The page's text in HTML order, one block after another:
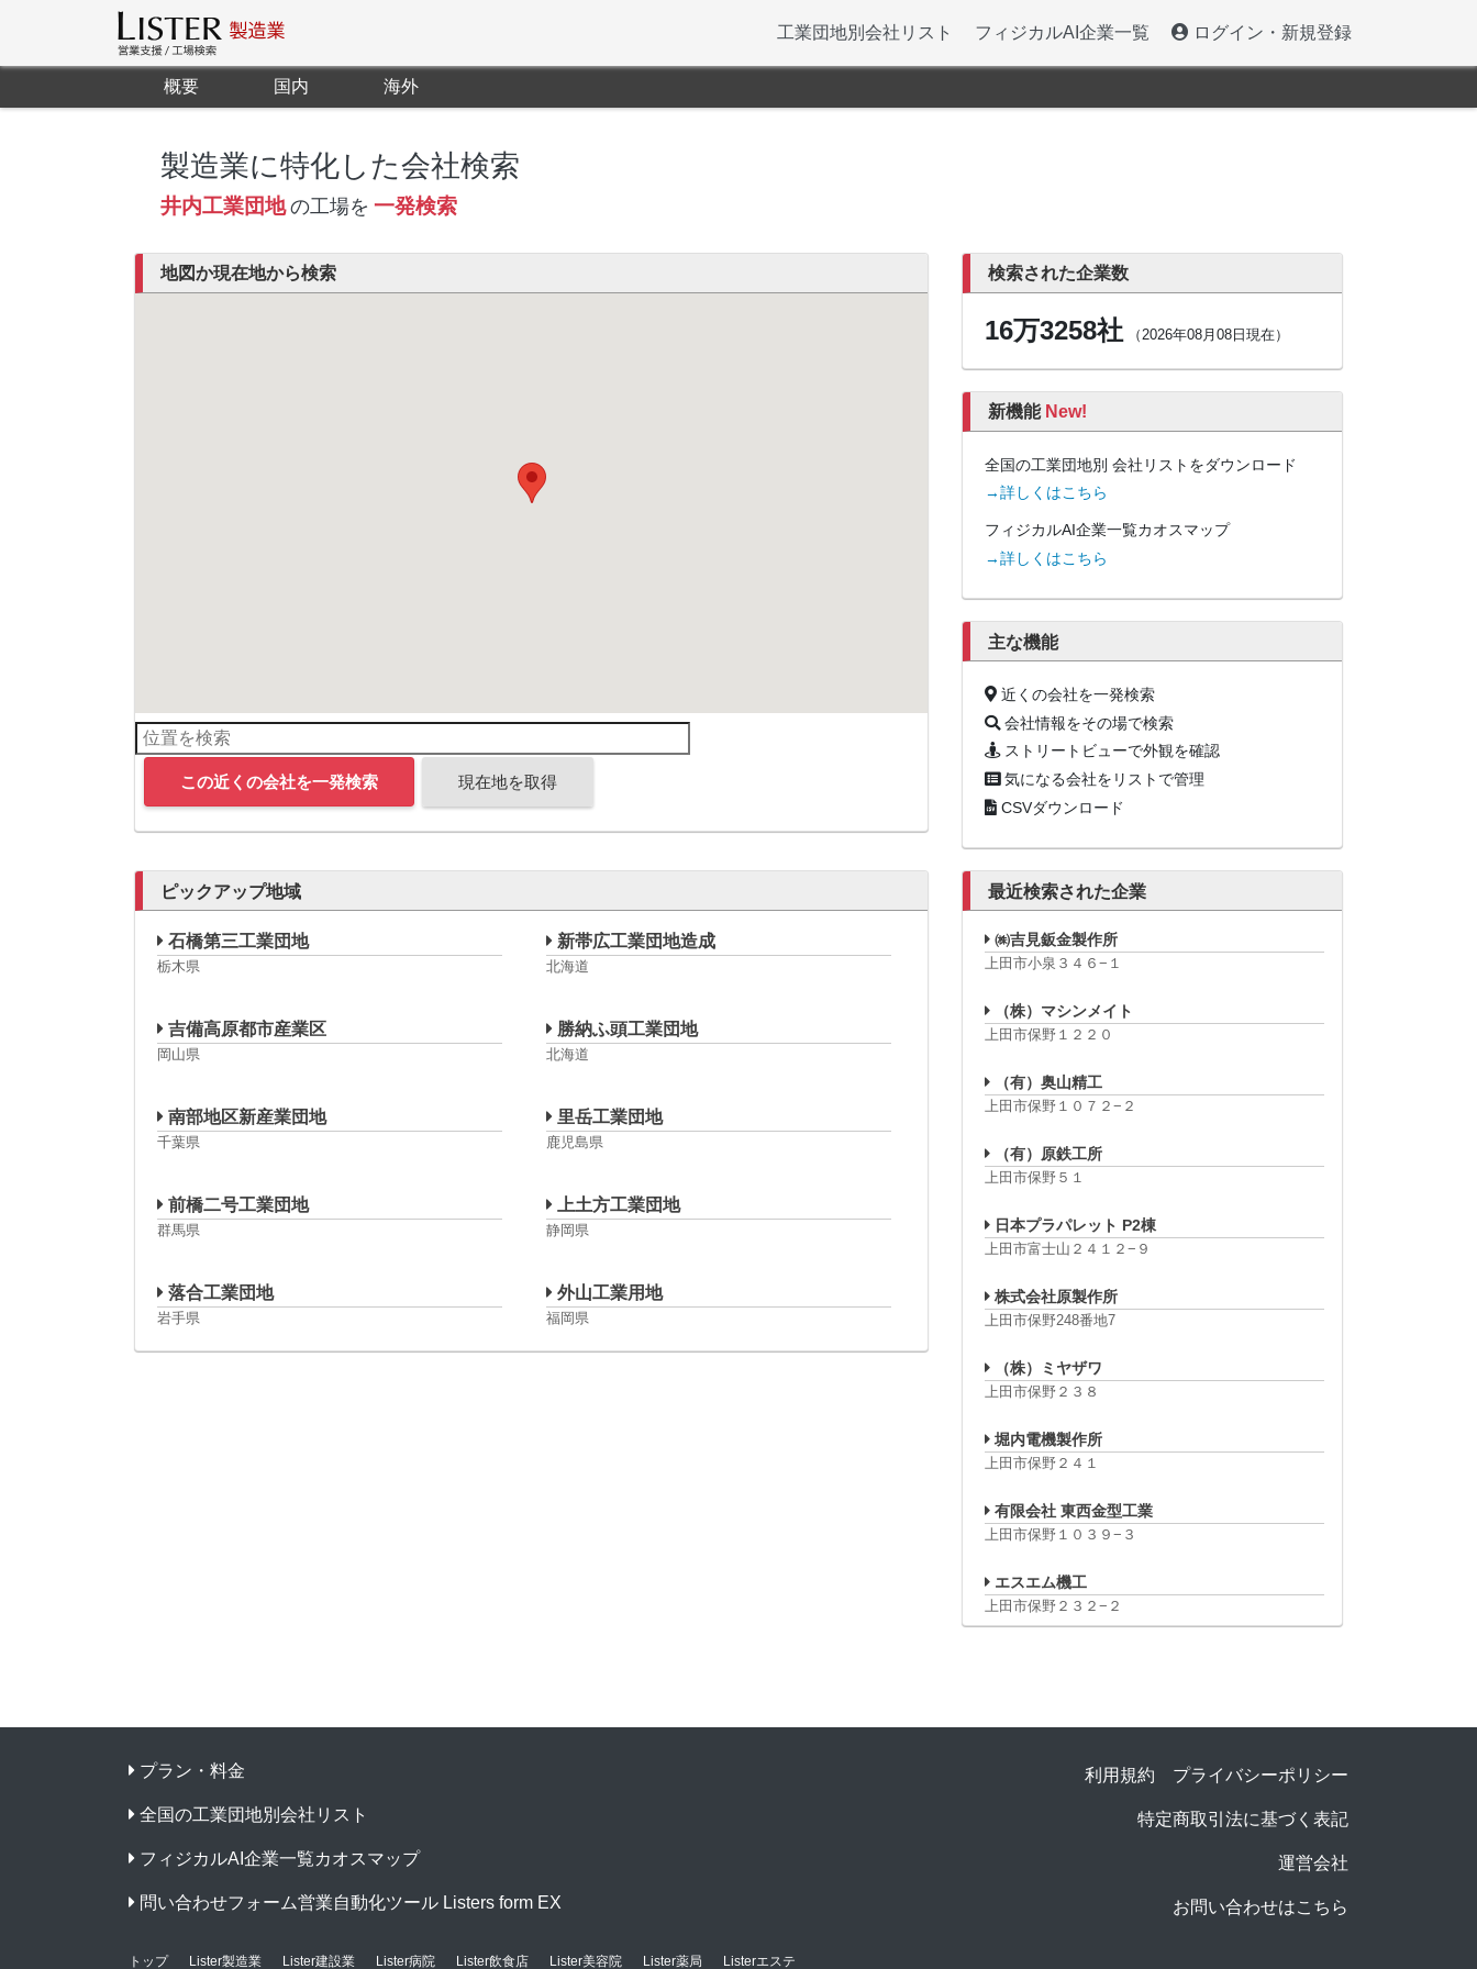
工業団地別会社リスト フィジカルAI企業一覧 ログイン・新規登録
概要 国内 海外
製造業に特化した会社検索
井内工業団地 の工場を 一発検索
地図か現在地から検索
この近くの会社を一発検索 現在地を取得
検索された企業数
16万3258社 （2026年08月08日現在）
新機能 New!
全国の工業団地別 会社リストをダウンロード
→詳しくはこちら
フィジカルAI企業一覧カオスマップ
→詳しくはこちら
主な機能
近くの会社を一発検索
会社情報をその場で検索
ストリートビューで外観を確認
気になる会社をリストで管理
CSVダウンロード
ピックアップ地域
石橋第三工業団地
栃木県
新帯広工業団地造成
北海道
吉備高原都市産業区
岡山県
勝納ふ頭工業団地
北海道
南部地区新産業団地
千葉県
里岳工業団地
鹿児島県
前橋二号工業団地
群馬県
上土方工業団地
静岡県
落合工業団地
岩手県
外山工業用地
福岡県
最近検索された企業
㈱吉見鈑金製作所
上田市小泉３４６−１
（株）マシンメイト
上田市保野１２２０
（有）奥山精工
上田市保野１０７２−２
（有）原鉄工所
上田市保野５１
日本プラパレット P2棟
上田市富士山２４１２−９
株式会社原製作所
上田市保野248番地7
（株）ミヤザワ
上田市保野２３８
堀内電機製作所
上田市保野２４１
有限会社 東西金型工業
上田市保野１０３９−３
エスエム機工
上田市保野２３２−２
プラン・料金
全国の工業団地別会社リスト
フィジカルAI企業一覧カオスマップ
問い合わせフォーム営業自動化ツール Listers form EX
トップ Lister製造業 Lister建設業 Lister病院 Lister飲食店 Lister美容院 Lister薬局 Listerエステ
利用規約 プライバシーポリシー
特定商取引法に基づく表記
運営会社
お問い合わせはこちら